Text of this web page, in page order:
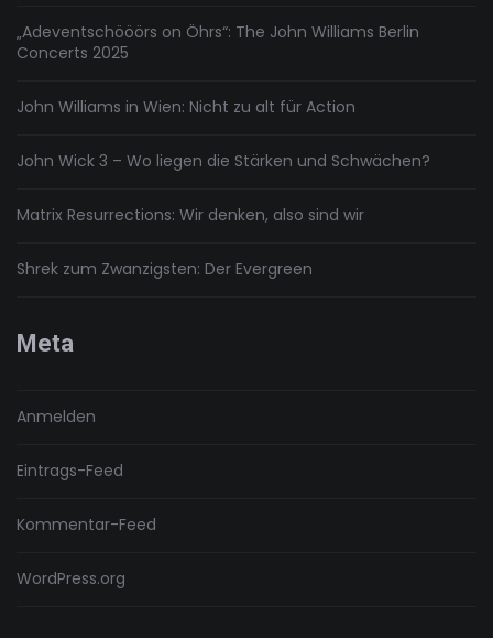
„Adeventschööörs on Öhrs“: The John Williams Berlin
Concerts 2025
John Williams in Wien: Nicht zu alt für Action
John Wick 3 – Wo liegen die Stärken und Schwächen?
Matrix Resurrections: Wir denken, also sind wir
Shrek zum Zwanzigsten: Der Evergreen
Meta
Anmelden
Eintrags-Feed
Kommentar-Feed
WordPress.org